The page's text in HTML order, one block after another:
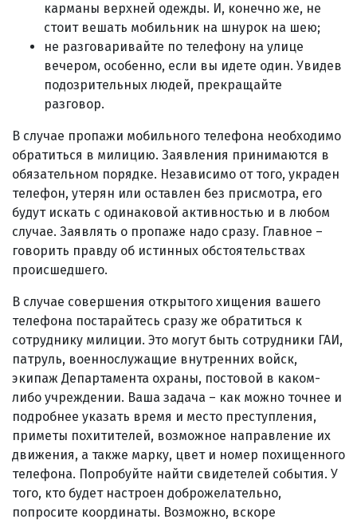
карманы верхней одежды. И, конечно же, не
стоит вешать мобильник на шнурок на шею;
не разговаривайте по телефону на улице
вечером, особенно, если вы идете один. Увидев
подозрительных людей, прекращайте
разговор.
В случае пропажи мобильного телефона необходимо
обратиться в милицию. Заявления принимаются в
обязательном порядке. Независимо от того, украден
телефон, утерян или оставлен без присмотра, его
будут искать с одинаковой активностью и в любом
случае. Заявлять о пропаже надо сразу. Главное –
говорить правду об истинных обстоятельствах
происшедшего.
В случае совершения открытого хищения вашего
телефона постарайтесь сразу же обратиться к
сотруднику милиции. Это могут быть сотрудники ГАИ,
патруль, военнослужащие внутренних войск,
экипаж Департамента охраны, постовой в каком-
либо учреждении. Ваша задача – как можно точнее и
подробнее указать время и место преступления,
приметы похитителей, возможное направление их
движения, а также марку, цвет и номер похищенного
телефона. Попробуйте найти свидетелей события. У
того, кто будет настроен доброжелательно,
попросите координаты. Возможно, вскоре